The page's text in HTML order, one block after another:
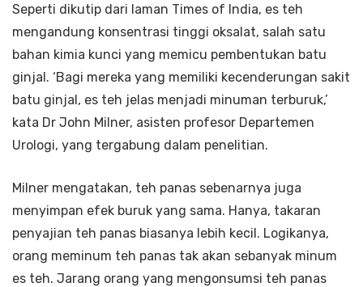
Seperti dikutip dari laman Times of India, es teh
mengandung konsentrasi tinggi oksalat, salah satu
bahan kimia kunci yang memicu pembentukan batu
ginjal. ‘Bagi mereka yang memiliki kecenderungan sakit
batu ginjal, es teh jelas menjadi minuman terburuk,’
kata Dr John Milner, asisten profesor Departemen
Urologi, yang tergabung dalam penelitian.
Milner mengatakan, teh panas sebenarnya juga
menyimpan efek buruk yang sama. Hanya, takaran
penyajian teh panas biasanya lebih kecil. Logikanya,
orang meminum teh panas tak akan sebanyak minum
es teh. Jarang orang yang mengonsumsi teh panas